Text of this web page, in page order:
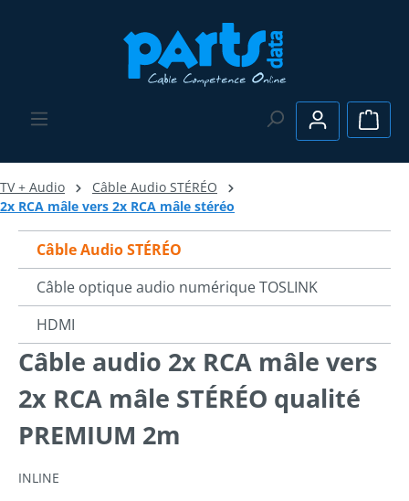
Le
TV + Audio
Câble Audio STÉRÉO
2x RCA mâle vers 2x RCA mâle stéréo
Câble Audio STÉRÉO
Câble optique audio numérique TOSLINK
HDMI
Câble audio 2x RCA mâle vers
2x RCA mâle STÉRÉO qualité
PREMIUM 2m
INLINE